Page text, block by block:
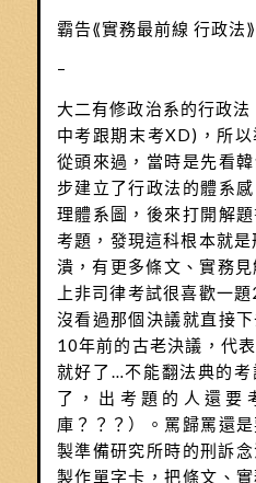
霸告⟪實務最前線 行政法
–
大二有修政治系的行政
中考跟期末考XD)，所
從頭來過，當時是先看
步建立了行政法的體系
理體系圖，後來打開解
考題，發現這科根本就
潰，有更多條文、實務
上非司律考試很喜歡一
沒看過那個決議就直接
10年前的古老決議，代
就好了…不能翻法典的
了，出考題的人還要
庫？？？）。罵歸罵還
製準備研究所時的刑訴
製作單字卡，把條文、